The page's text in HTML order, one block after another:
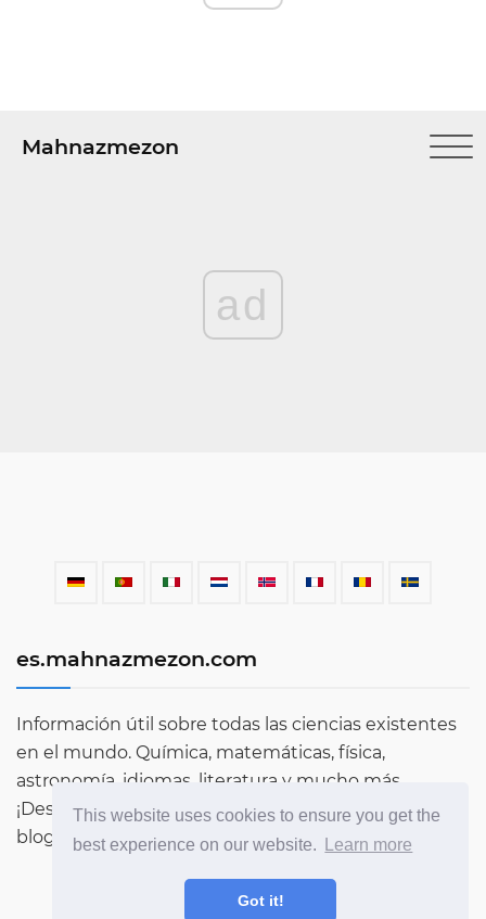
This website uses cookies to ensure you get the
best experience on our website.
Learn more
Got it!
Mahnazmezon
ad
es.mahnazmezon.com
Información útil sobre todas las ciencias existentes
en el mundo. Química, matemáticas, física,
astronomía, idiomas, literatura y mucho más.
¡Descubre más sobre el mundo a través de nuestro
blog!